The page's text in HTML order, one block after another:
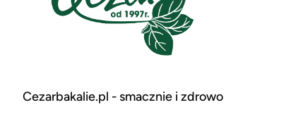
Cezarbakalie.pl - smacznie i zdrowo